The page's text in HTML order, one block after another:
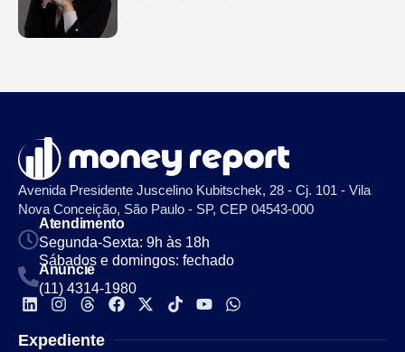
Avenida Presidente Juscelino Kubitschek, 28 - Cj. 101 - Vila
Nova Conceição, São Paulo - SP, CEP 04543-000
Atendimento
Segunda-Sexta: 9h às 18h
Sábados e domingos: fechado
Anuncie
(11) 4314-1980
Expediente